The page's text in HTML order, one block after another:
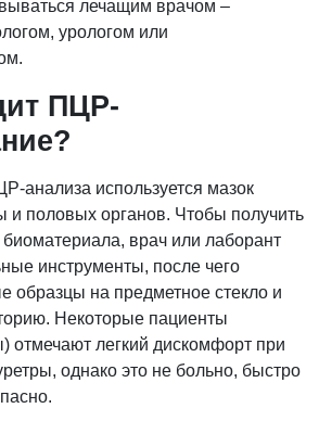
лечащим врачом –
урологом или
ПЦР-
анализа используется мазок
и половых органов. Чтобы получить
врач или лаборант
инструменты, после чего
образцы на предметное стекло и
Некоторые пациенты
отмечают легкий дискомфорт при
однако это не больно, быстро